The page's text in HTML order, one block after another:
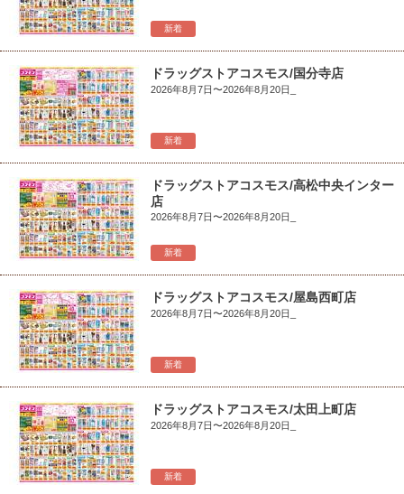
新着
新着
ドラッグストアコスモス/国分寺店
2026年8月7日〜2026年8月20日_
新着
ドラッグストアコスモス/高松中央インター
店
2026年8月7日〜2026年8月20日_
新着
ドラッグストアコスモス/屋島西町店
2026年8月7日〜2026年8月20日_
新着
ドラッグストアコスモス/太田上町店
2026年8月7日〜2026年8月20日_